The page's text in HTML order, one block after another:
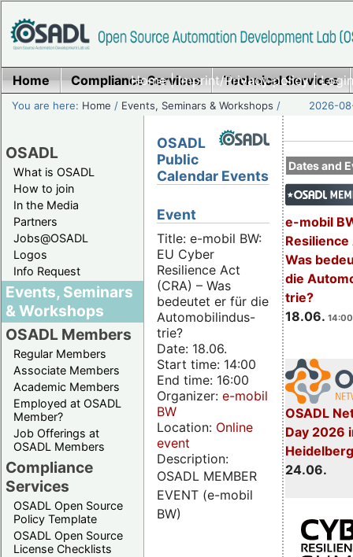
Home|Imprint/Privacy policy|
Home Compliance Services Technical Services
You are here: Home / Events, Seminars & Workshops / 2026-
OSADL
What is OSADL
How to join
In the Media
Partners
Jobs@OSADL
Logos
Info Request
Events, Seminars
& Workshops
OSADL Members
Regular Members
Associate Members
Academic Members
Employed at OSADL
Member?
Job Offerings at
OSADL Members
Compliance
Services
OSADL Open Source
Policy Template
OSADL Open Source
License Checklists
Dates and
e-mobil
Resilience
Was
die
trie?
18.06.
OSADL
Day 2026
24.06.
OSADL
Public
Calendar Events
Event
Title: e-mobil BW:
EU Cyber
Resilience Act
(CRA) – Was
bedeutet er für die
Automobilindus-
trie?
Date: 18.06.
Start time: 14:00
End time: 16:00
Organizer: e-mobil
BW
Location: Online
event
Description:
OSADL MEMBER
EVENT (e-mobil
BW)